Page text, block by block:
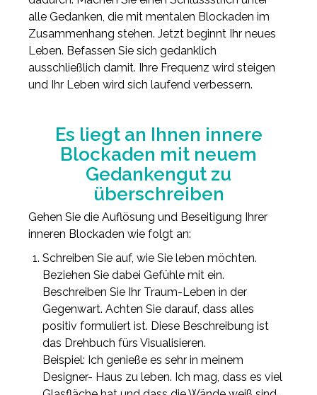
alle Gedanken, die mit mentalen Blockaden im
Zusammenhang stehen. Jetzt beginnt Ihr neues
Leben. Befassen Sie sich gedanklich
ausschließlich damit. Ihre Frequenz wird steigen
und Ihr Leben wird sich laufend verbessern.
Es liegt an Ihnen innere
Blockaden mit neuem
Gedankengut zu
überschreiben
Gehen Sie die Auflösung und Beseitigung Ihrer
inneren Blockaden wie folgt an:
Schreiben Sie auf, wie Sie leben möchten.
Beziehen Sie dabei Gefühle mit ein.
Beschreiben Sie Ihr Traum-Leben in der
Gegenwart. Achten Sie darauf, dass alles
positiv formuliert ist. Diese Beschreibung ist
das Drehbuch fürs Visualisieren.
Beispiel: Ich genieße es sehr in meinem
Designer- Haus zu leben. Ich mag, dass es viel